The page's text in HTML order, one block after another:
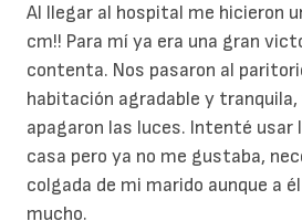
Al llegar al hospital me hicieron
cm!! Para mí ya era una gran
contenta. Nos pasaron al
habitación agradable y
apagaron las luces. Intenté usar
casa pero ya no me gustaba,
colgada de mi marido aunque a
mucho.